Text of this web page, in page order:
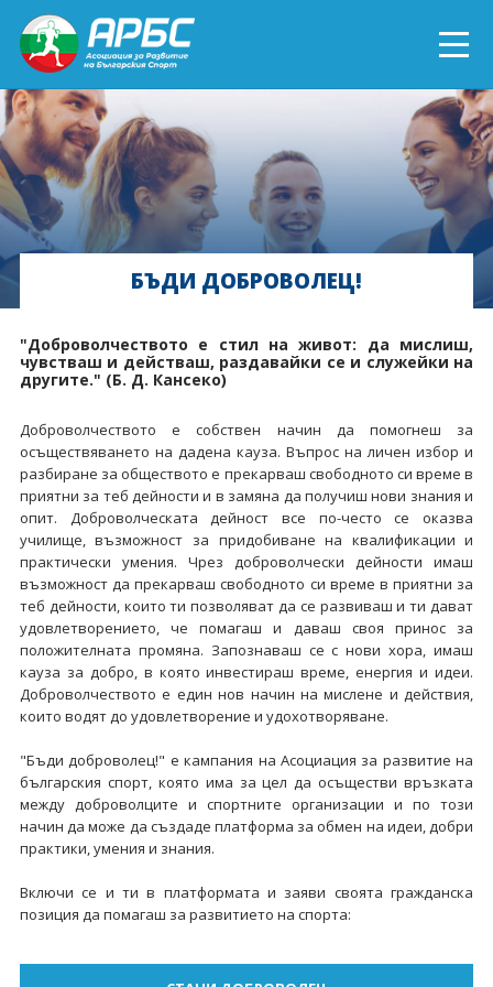
ENGLISH
СПОРТ БЛИЗО ДО ТЕБ
ТЕКУЩИ ПРОЕКТИ
ОНЛАЙН ОБУЧЕНИЯ
БЪДИ ДОБРОВОЛЕЦ!
БЪДИ ДОБРОВОЛЕЦ!
"Доброволчеството е стил на живот: да мислиш,
чувстваш и действаш, раздавайки се и служейки на
другите." (Б. Д. Кансеко)
Доброволчеството е собствен начин да помогнеш за
осъществяването на дадена кауза. Въпрос на личен избор и
разбиране за обществото е прекарваш свободното си време в
приятни за теб дейности и в замяна да получиш нови знания и
опит. Доброволческата дейност все по-често се оказва
училище, възможност за придобиване на квалификации и
практически умения. Чрез доброволчески дейности имаш
възможност да прекарваш свободното си време в приятни за
теб дейности, които ти позволяват да се развиваш и ти дават
удовлетворението, че помагаш и даваш своя принос за
положителната промяна. Запознаваш се с нови хора, имаш
кауза за добро, в която инвестираш време, енергия и идеи.
Доброволчеството е един нов начин на мислене и действия,
които водят до удовлетворение и удохотворяване.
"Бъди доброволец!" е кампания на Асоциация за развитие на
българския спорт, която има за цел да осъществи връзката
между доброволците и спортните организации и по този
начин да може да създаде платформа за обмен на идеи, добри
практики, умения и знания.
Включи се и ти в платформата и заяви своята гражданска
позиция да помагаш за развитието на спорта: